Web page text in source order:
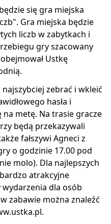
się gra miejska
Gra miejska będzie
liczb w zabytkach i
gry szacowany
Ustkę
zebrać i wkleić
hasła i
metę. Na trasie gracze
będą przekazywali
fałszywi Agneci z
o godzinie 17.00 pod
molo). Dla najlepszych
atrakcyjne
wydarzenia dla osób
zabawie można znaleźć